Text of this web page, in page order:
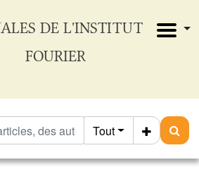
DE L'INSTITUT
FOURIER
Tout